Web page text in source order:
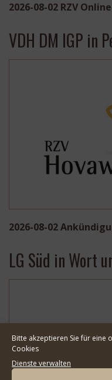
Bitte akzeptieren Sie für eine
Cookies
Dienste verwalten
2026-08-02 RZV
VDH DM IGP in
2026-08-02
LG Süd in Wort